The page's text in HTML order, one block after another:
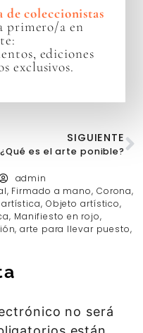
de coleccionistas
primero/a en
ediciones
exclusivos.
SIGUIENTE
¿Qué es el arte ponible?
admin
, Firmado a mano, Corona,
, Objeto artístico,
, Manifiesto en rojo,
,arte para llevar puesto,
no será